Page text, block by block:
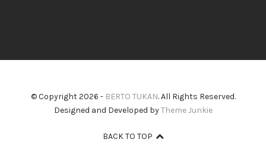
© Copyright 2026 - BERTO TUKAN. All Rights Reserved.
Designed and Developed byTheme Junkie
BACK TO TOP